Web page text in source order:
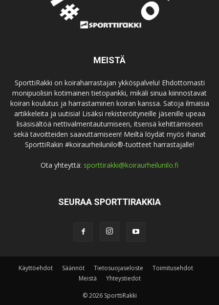
MEISTÄ
SporttiRakki on koiraharrastajan ykköspalvelu! Ehdottomasti
monipuolisin kotimainen tietopankki, mikäli sinua kiinnostavat
koiran koulutus ja harrastaminen koiran kanssa. Satoja ilmaisia
artikkeleita ja uutisia! Lisäksi rekisteröityneille jäsenille upeaa
lisäsisältöä nettivalmentautumiseen, itsensä kehittämiseen
sekä tavoitteiden saavuttamiseen! Meiltä löydät myös ihanat
SporttiRakin #koiraurheilunilo®-tuotteet harrastajalle!
Ota yhteyttä: sporttirakki@koiraurheilunilo.fi
SEURAA SPORTTIRAKKIA
Käyttöehdot Säännöt Tietosuojaseloste
Toimitusehdot
Meistä
Yhteystiedot
© 2026 SporttiRakki